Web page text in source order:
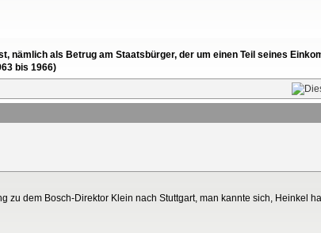
nämlich als Betrug am Staatsbürger, der um einen Teil seines
bis 1966)
dem Bosch-Direktor Klein nach Stuttgart, man kannte sich, Heinkel